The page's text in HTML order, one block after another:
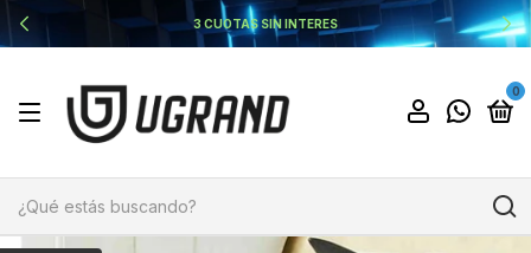
3 CUOTAS SIN INTERES
0